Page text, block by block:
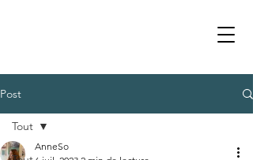
Post
Tout
AnneSo